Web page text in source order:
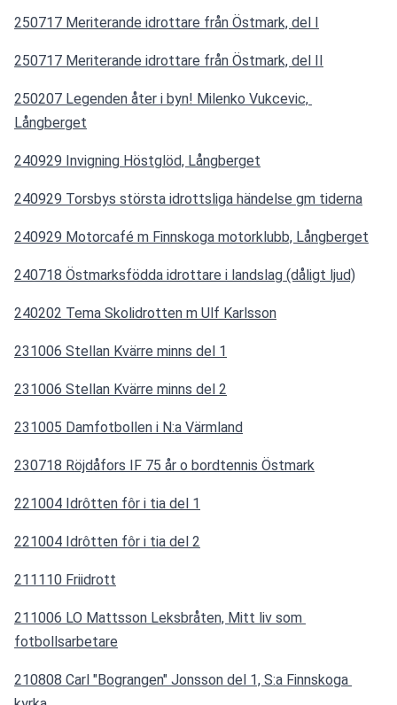
250717 Meriterande idrottare från Östmark, del I
250717 Meriterande idrottare från Östmark, del II
250207 Legenden åter i byn! Milenko Vukcevic,
Långberget
240929 Invigning Höstglöd, Långberget
240929 Torsbys största idrottsliga händelse gm tiderna
240929 Motorcafé m Finnskoga motorklubb, Långberget
240718 Östmarksfödda idrottare i landslag (dåligt ljud)
240202 Tema Skolidrotten m Ulf Karlsson
231006 Stellan Kvärre minns del 1
231006 Stellan Kvärre minns del 2
231005 Damfotbollen i N:a Värmland
230718 Röjdåfors IF 75 år o bordtennis Östmark
221004 Idrôtten fôr i tia del 1
221004 Idrôtten fôr i tia del 2
211110 Friidrott
211006 LO Mattsson Leksbråten, Mitt liv som
fotbollsarbetare
210808 Carl "Bograngen" Jonsson del 1, S:a Finnskoga